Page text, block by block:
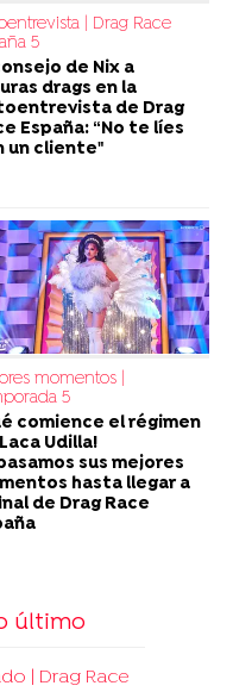
| Drag Race
5
de Nix a
drags en la
de Drag
España: “No te líes
un cliente"
momentos |
5
comience el régimen
Udilla!
sus mejores
hasta llegar a
de Drag Race
último
| Drag Race